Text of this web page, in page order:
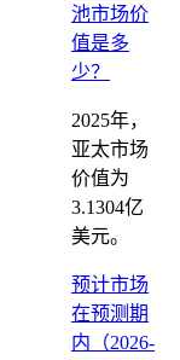
池市场价
值是多
少？
2025年，
亚太市场
价值为
3.1304亿
美元。
预计市场
在预测期
内（2026-